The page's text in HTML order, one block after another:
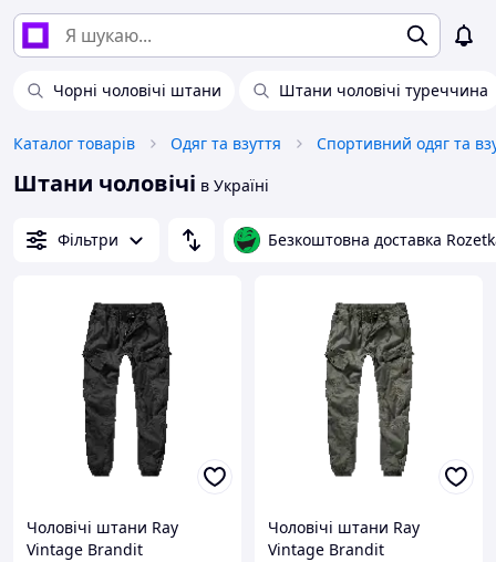
Чорні чоловічі штани Штани чоловічі туреччина
Каталог товарів Одяг та взуття Спортивний одяг та
Штани чоловічі в Україні
Фільтри Безкоштовна доставка
Чоловічі штани Ray
Vintage Brandit
Чоловічі штани Ray
Vintage Brandit